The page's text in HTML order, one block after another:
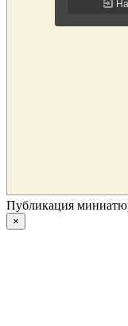
Публикация
×